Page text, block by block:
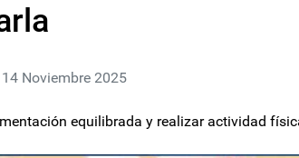
14 Noviembre 2025
equilibrada y realizar actividad